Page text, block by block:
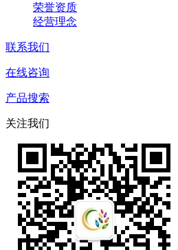
荣誉资质
经营理念
联系我们
在线咨询
产品搜索
关注我们